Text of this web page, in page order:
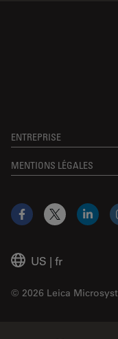
ENTREPRISE
MENTIONS LÉGALES
US | fr
© 2026 Leica
Facebook
X